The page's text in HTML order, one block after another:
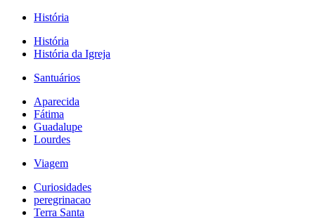
História
História
História da Igreja
Santuários
Aparecida
Fátima
Guadalupe
Lourdes
Viagem
Curiosidades
peregrinacao
Terra Santa